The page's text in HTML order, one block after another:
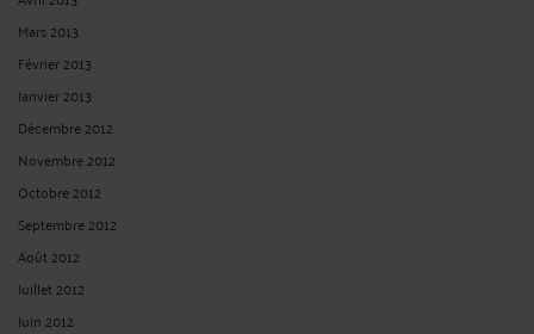
Mars 2013
Février 2013
Janvier 2013
Décembre 2012
Novembre 2012
Octobre 2012
Septembre 2012
Août 2012
Juillet 2012
Juin 2012